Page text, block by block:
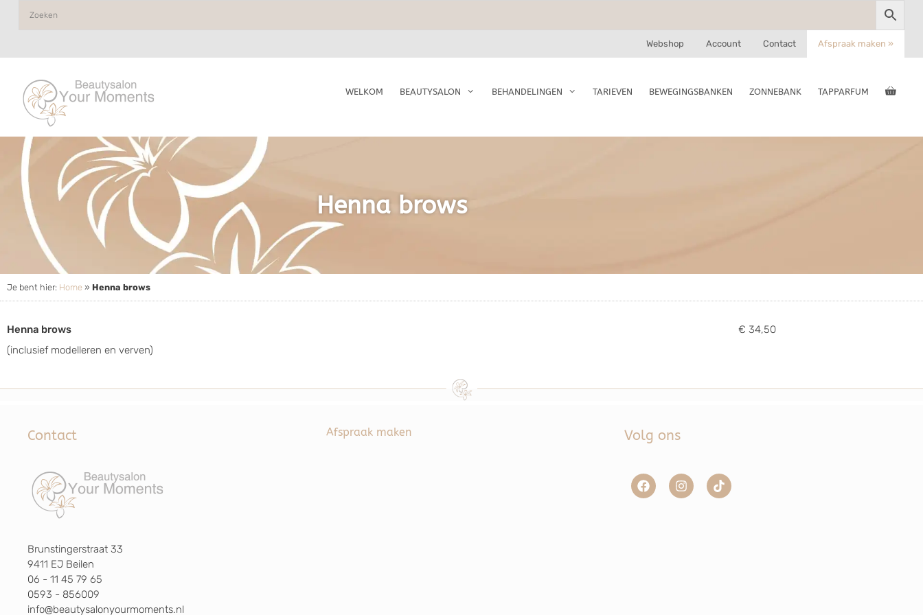
Webshop Account Contact Afspraak maken »
WELKOM BEAUTYSALON BEHANDELINGEN TARIEVEN BEWEGINGSBANKEN ZONNEBANK TAPPARFUM
Henna brows
Je bent hier: Home » Henna brows
Henna brows
€ 34,50
(inclusief modelleren en verven)
Contact
Brunstingerstraat 33
9411 EJ Beilen
06 - 11 45 79 65
0593 - 856009
info@beautysalonyourmoments.nl
Afspraak maken Volg ons